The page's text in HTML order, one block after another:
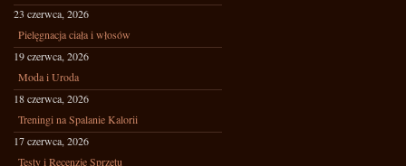
23 czerwca, 2026
Pielęgnacja ciała i włosów
19 czerwca, 2026
Moda i Uroda
18 czerwca, 2026
Treningi na Spalanie Kalorii
17 czerwca, 2026
Testy i Recenzje Sprzętu